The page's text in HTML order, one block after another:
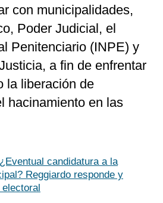
con municipalidades,
Poder Judicial, el
Penitenciario (INPE) y
a fin de enfrentar
la liberación de
hacinamiento en las
¿Eventual candidatura a la
Reggiardo responde y